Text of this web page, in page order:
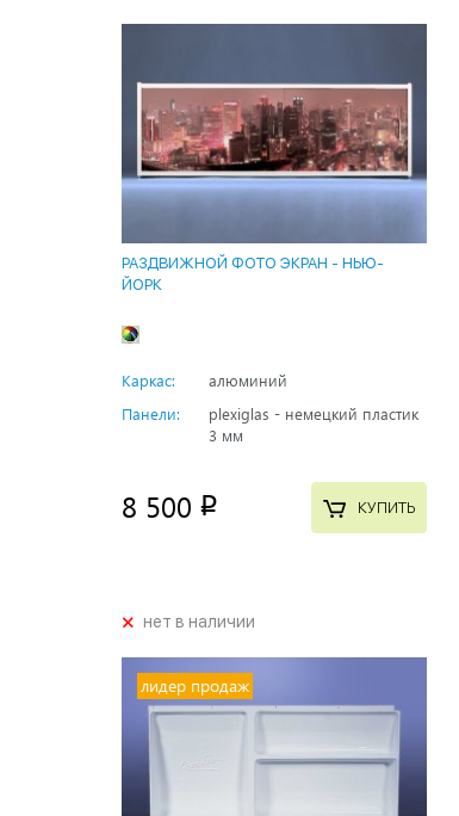
РАЗДВИЖНОЙ ФОТО ЭКРАН - НЬЮ-
ЙОРК
Каркас:
алюминий
Панели:
plexiglas - немецкий пластик
3 мм
8 500 p КУПИТЬ
+нет в наличии
лидер продаж